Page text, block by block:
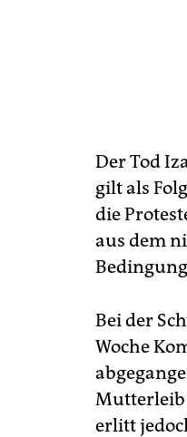
Der Tod
gilt als
die
aus dem
Bei der
Woche
Mutterleib
erlitt